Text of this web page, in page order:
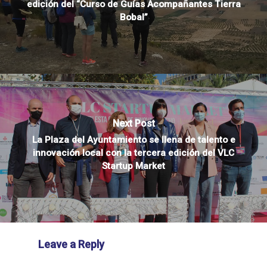
edición del “Curso de Guías Acompañantes Tierra
Bobal”
Next Post
La Plaza del Ayuntamiento se llena de talento e
innovación local con la tercera edición del VLC
Startup Market
Leave a Reply